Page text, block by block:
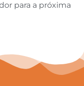
para a próxima